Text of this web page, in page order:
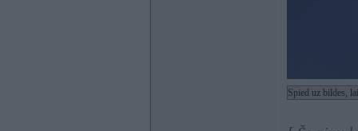
Spied uz bildes,